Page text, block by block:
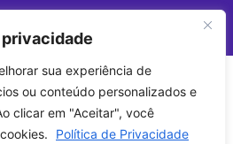
sua experiência de
ou conteúdo personalizados e
clicar em "Aceitar", você
Política de Privacidade